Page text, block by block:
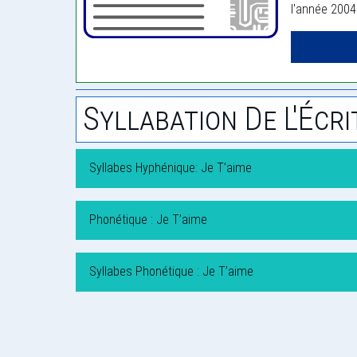
l'année 2004.
Syllabation De
Syllabes Hyphénique: Je T’aime
Phonétique : Je T’aime
Syllabes Phonétique : Je T’aime